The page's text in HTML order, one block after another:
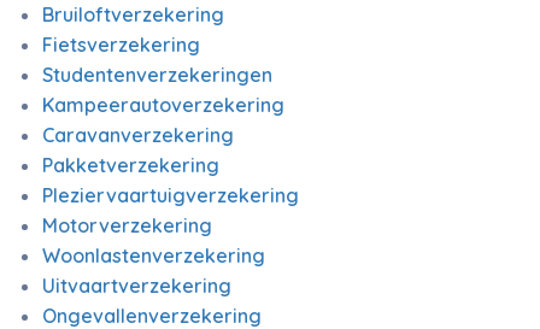
Bruiloftverzekering
Fietsverzekering
Studentenverzekeringen
Kampeerautoverzekering
Caravanverzekering
Pakketverzekering
Pleziervaartuigverzekering
Motorverzekering
Woonlastenverzekering
Uitvaartverzekering
Ongevallenverzekering